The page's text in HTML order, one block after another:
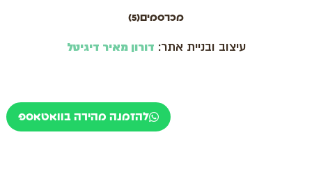
מכרסמים(5)
עיצוב ובניית אתר: דורון מאיר דיגיטל
להזמנה מהירה בוואטאספ